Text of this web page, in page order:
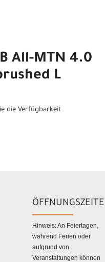
All-MTN 4.0
L
die Verfügbarkeit
Hinweis: An Feiertagen,
während Ferien oder
aufgrund von
Veranstaltungen können